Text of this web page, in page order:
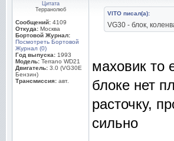
Цитата
Терранолюб
Сообщений: 4109
Откуда: Москва
Бортовой Журнал:
Посмотреть Бортовой
Журнал (0)
Год выпуска: 1993
Модель: Terrano WD21
Двигатель: 3.0 (VG30E
Бензин)
Трансмиссия: авт.
VITO писал(а):
VG30 - блок,
маховик то
блоке нет
расточку,
сильно